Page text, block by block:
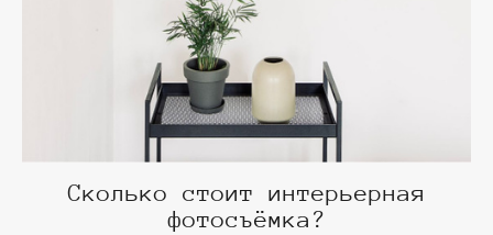
Сколько стоит интерьерная
фотосъёмка?